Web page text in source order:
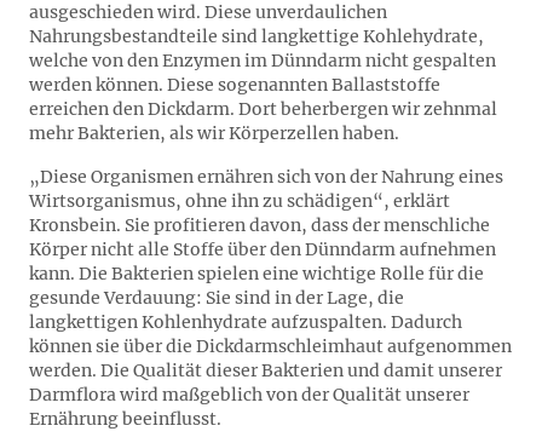
ausgeschieden wird. Diese unverdaulichen
Nahrungsbestandteile sind langkettige Kohlehydrate,
welche von den Enzymen im Dünndarm nicht gespalten
werden können. Diese sogenannten Ballaststoffe
erreichen den Dickdarm. Dort beherbergen wir zehnmal
mehr Bakterien, als wir Körperzellen haben.
„Diese Organismen ernähren sich von der Nahrung eines
Wirtsorganismus, ohne ihn zu schädigen“, erklärt
Kronsbein. Sie profitieren davon, dass der menschliche
Körper nicht alle Stoffe über den Dünndarm aufnehmen
kann. Die Bakterien spielen eine wichtige Rolle für die
gesunde Verdauung: Sie sind in der Lage, die
langkettigen Kohlenhydrate aufzuspalten. Dadurch
können sie über die Dickdarmschleimhaut aufgenommen
werden. Die Qualität dieser Bakterien und damit unserer
Darmflora wird maßgeblich von der Qualität unserer
Ernährung beeinflusst.